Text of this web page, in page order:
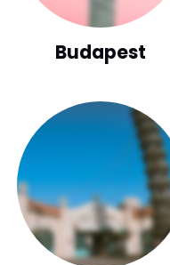
Budapest